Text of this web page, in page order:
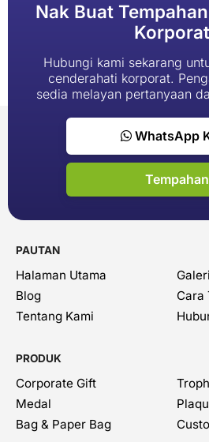
Nak Buat
Hubungi kami sekarang
cenderahati korporat.
sedia melayan pertanyaan
WhatsApp
Tempahan
PAUTAN
Halaman Utama
Galeri
Blog
Cara
Tentang Kami
PRODUK
Corporate Gift
Medal
Bag & Paper Bag